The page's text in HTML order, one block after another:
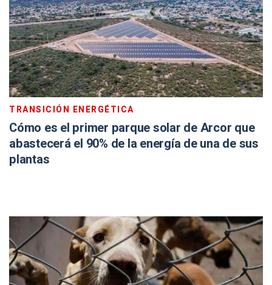
TRANSICIÓN ENERGÉTICA
Cómo es el primer parque solar de Arcor que
abastecerá el 90% de la energía de una de sus
plantas